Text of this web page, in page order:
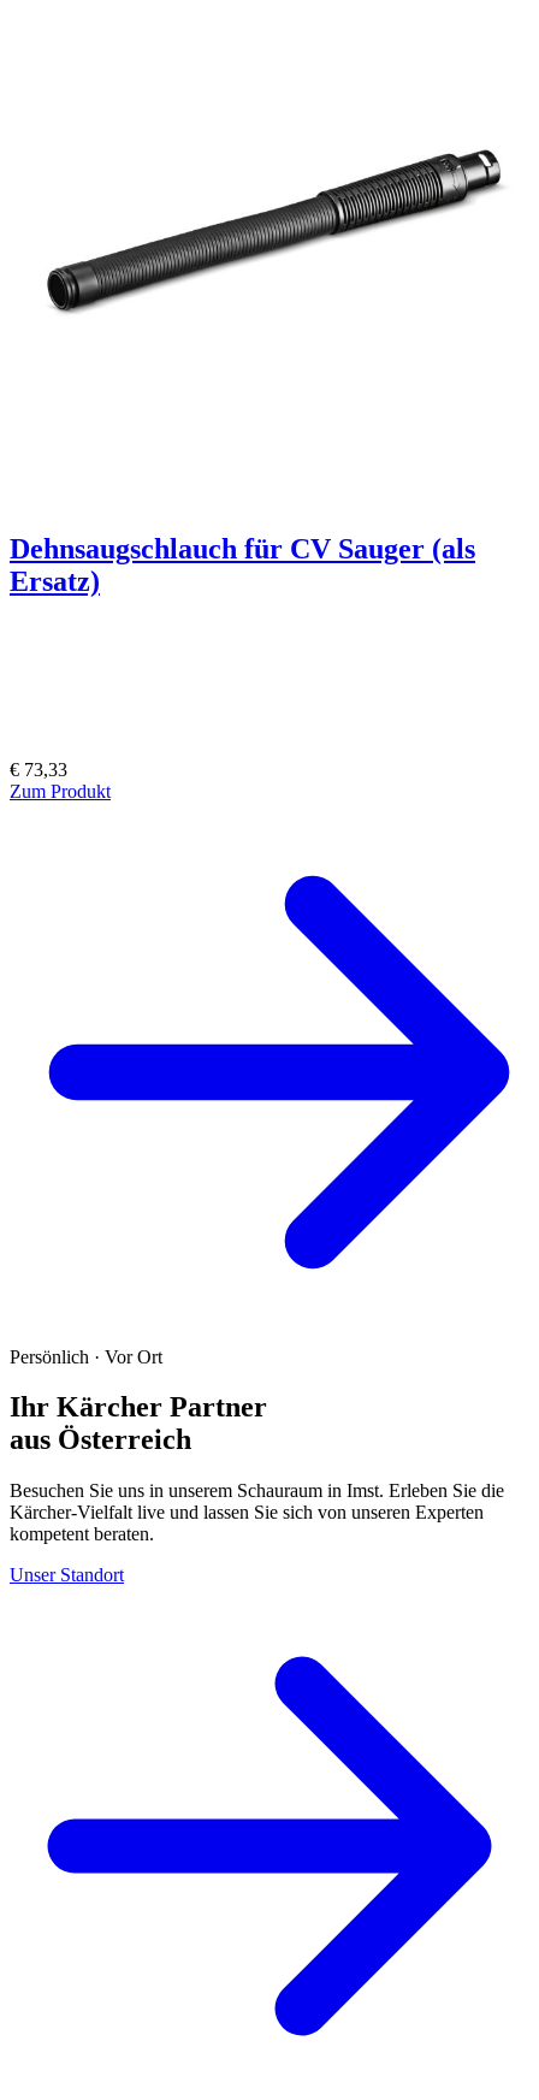
Dehnsaugschlauch für CV Sauger (als
Ersatz)
€ 73,33
Zum Produkt
Persönlich · Vor Ort
Ihr Kärcher Partner
aus Österreich
Besuchen Sie uns in unserem Schauraum in Imst. Erleben Sie die
Kärcher-Vielfalt live und lassen Sie sich von unseren Experten
kompetent beraten.
Unser Standort